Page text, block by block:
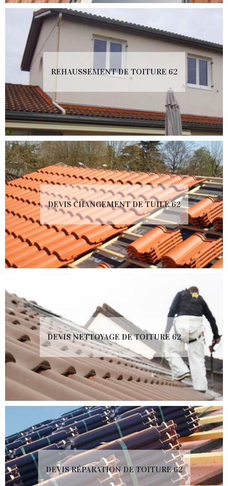
REHAUSSEMENT DE TOITURE 62
DEVIS CHANGEMENT DE TUILE 62
DEVIS NETTOYAGE DE TOITURE 62
DEVIS RÉPARATION DE TOITURE 62